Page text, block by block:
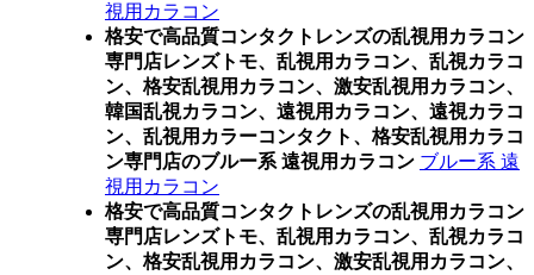
視用カラコン
格安で高品質コンタクトレンズの乱視用カラコン
専門店レンズトモ、乱視用カラコン、乱視カラコ
ン、格安乱視用カラコン、激安乱視用カラコン、
韓国乱視カラコン、遠視用カラコン、遠視カラコ
ン、乱視用カラーコンタクト、格安乱視用カラコ
ン専門店のブルー系 遠視用カラコン ブルー系 遠
視用カラコン
格安で高品質コンタクトレンズの乱視用カラコン
専門店レンズトモ、乱視用カラコン、乱視カラコ
ン、格安乱視用カラコン、激安乱視用カラコン、